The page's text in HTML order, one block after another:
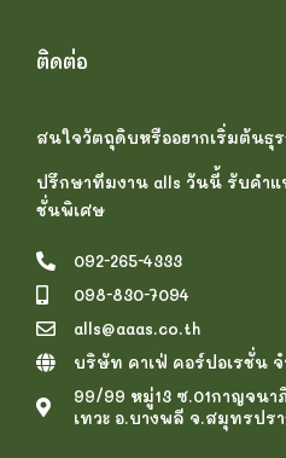
ติดต่อ
สนใจวัตถุดิบหรืออยากเริ่มต้นธุ
ปรึกษาทีมงาน alls วันนี้ รับคำแ
ชั่นพิเศษ
092-265-4333
098-830-7094
alls@aaas.co.th
บริษัท คาเฟ่ คอร์ปอเรชั่น จ
99/99 หมู่13 ซ.01กาญจนา
เทวะ อ.บางพลี จ.สมุทรปรา